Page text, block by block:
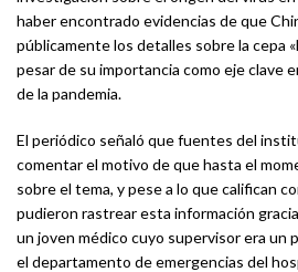
haber encontrado evidencias de que
públicamente los detalles sobre la cepa
pesar de su importancia como eje clave
de la pandemia.
El periódico señaló que fuentes del
comentar el motivo de que hasta el
sobre el tema, y pese a lo que califican
pudieron rastrear esta información
un joven médico cuyo supervisor era un
el departamento de emergencias del